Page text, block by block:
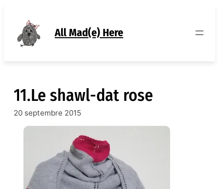
contenu
All Mad(e) Here
11.Le shawl-dat rose
20 septembre 2015